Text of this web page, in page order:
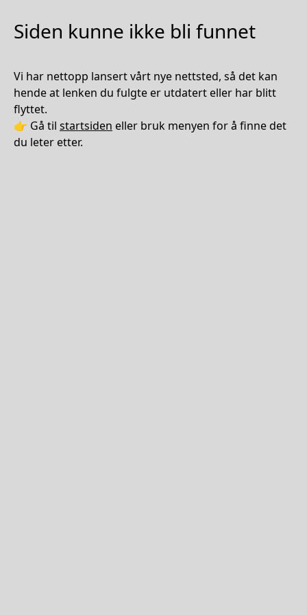
Siden kunne ikke bli funnet
Vi har nettopp lansert vårt nye nettsted, så det kan
hende at lenken du fulgte er utdatert eller har blitt
flyttet.
👉 Gå til startsiden eller bruk menyen for å finne det
du leter etter.